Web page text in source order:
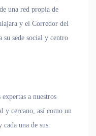
una red propia de
y el Corredor del
su sede social y centro
expertas a nuestros
y cercano , así como un
una de sus